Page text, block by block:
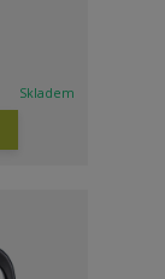
Skladem